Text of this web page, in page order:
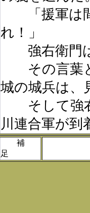
「援軍は
れ！」
強右衛門は
その言葉と
城の城兵は、
そして強右
川連合軍が
補
足